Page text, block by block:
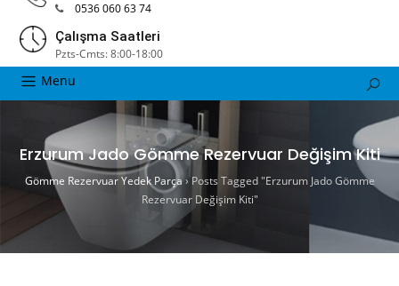
0536 060 63 74
Çalışma Saatleri
Pzts-Cmts: 8:00-18:00
Menu
Erzurum Jado Gömme Rezervuar Değişim Kiti
Gömme Rezervuar Yedek Parça›Posts Tagged "Erzurum Jado Gömme
Rezervuar Değişim Kiti"